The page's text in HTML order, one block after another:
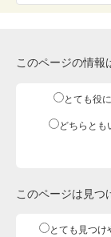
このページの情報
とても役
どちらとも
このページは見つ
とても見つけ